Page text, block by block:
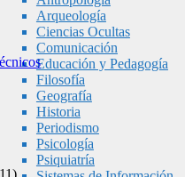
Arqueología
Ciencias Ocultas
Comunicación
Educación y Pedagogía
Filosofía
Geografía
Historia
Periodismo
Psicología
Psiquiatría